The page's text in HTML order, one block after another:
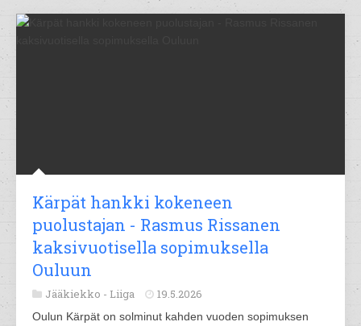
Kärpät hankki kokeneen
puolustajan - Rasmus Rissanen
kaksivuotisella sopimuksella
Ouluun
Jääkiekko - Liiga 19.5.2026
Oulun Kärpät on solminut kahden vuoden sopimuksen